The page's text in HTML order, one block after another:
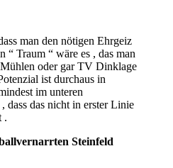
man den nötigen Ehrgeiz
“ Traum “ wäre es , das man
oder gar TV Dinklage
ist durchaus in
im unteren
dass das nicht in erster Linie
.
Steinfeld